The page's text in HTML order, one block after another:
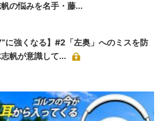
の悩みを名手・藤...
に強くなる】#2「左奥」へのミスを防
帆が意識して...